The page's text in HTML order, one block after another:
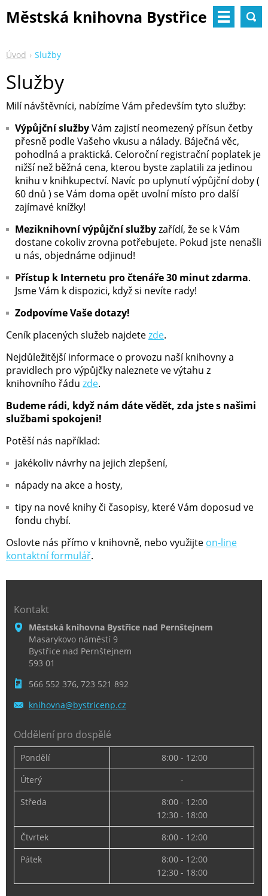
Městská knihovna Bystřice
Úvod Služby
Služby
Milí návštěvníci, nabízíme Vám především tyto služby:
Výpůjční službyVám zajistí neomezený přísun četby
přesně podle Vašeho vkusu a nálady. Báječná věc,
pohodlná a praktická. Celoroční registrační poplatek je
nižší než běžná cena, kterou byste zaplatili za jedinou
knihu v knihkupectví. Navíc po uplynutí výpůjční doby (
60 dnů ) se Vám doma opět uvolní místo pro další
zajímavé knížky!
Meziknihovní výpůjční službyzařídí, že se k Vám
dostane cokoliv zrovna potřebujete. Pokud jste nenašli
u nás, objednáme odjinud!
Přístup k Internetu pro čtenáře 30 minut zdarma.
Jsme Vám k dispozici, když si nevíte rady!
Zodpovíme Vaše dotazy!
Ceník placených služeb najdetezde.
Nejdůležitější informace o provozu naší knihovny a
pravidlech pro výpůjčky naleznete ve výtahu z
knihovního řádu zde.
Budeme rádi, když nám dáte vědět, zda jste s našimi
službami spokojeni!
Potěší nás například:
jakékoliv návrhy na jejich zlepšení,
nápady na akce a hosty,
tipy na nové knihy či časopisy, které Vám doposud ve
fondu chybí.
Oslovte nás přímo v knihovně, nebo využijte on-line
kontaktní formulář.
Kontakt
Městská knihovna Bystřice nad Pernštejnem
Masarykovo náměstí 9
Bystřice nad Pernštejnem
593 01
566 552 376, 723 521 892
knihovna@bystricenp.cz
Oddělení pro dospělé
Pondělí
8:00 - 12:00
Úterý
-
Středa
8:00 - 12:00
12:30 - 18:00
Čtvrtek
8:00 - 12:00
Pátek
8:00 - 12:00
12:30 - 18:00